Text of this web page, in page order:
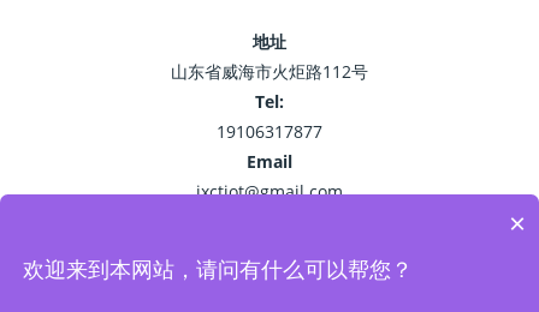
地址
山东省威海市火炬路112号
Tel:
19106317877
Email
jxctiot@gmail.com
×
欢迎来到本网站，请问有什么可以帮您？